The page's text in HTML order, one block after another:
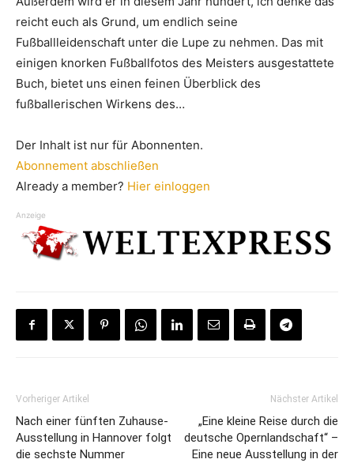
reicht euch als Grund, um endlich seine
Fußballleidenschaft unter die Lupe zu nehmen. Das mit
einigen knorken Fußballfotos des Meisters ausgestattete
Buch, bietet uns einen feinen Überblick des
fußballerischen Wirkens des…
Der Inhalt ist nur für Abonnenten.
Abonnement abschließen
Already a member? Hier einloggen
Anzeige
Vorheriger Artikel
Nach einer fünften Zuhause-
Ausstellung in Hannover folgt
die sechste Nummer
Nächster Artikel
„Eine kleine Reise durch die
deutsche Opernlandschaft“ –
Eine neue Ausstellung in der